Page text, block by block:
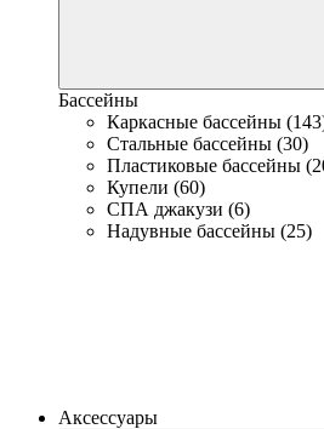
Бассейны
Каркасные бассейны
Стальные бассейны (30)
Пластиковые бассейны
Купели (60)
СПА джакузи (6)
Надувные бассейны (25)
Аксессуары